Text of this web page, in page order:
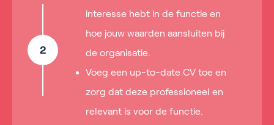
2
interesse hebt in de functie en
hoe jouw waarden aansluiten bij
de organisatie.
Voeg een up-to-date CV toe en
zorg dat deze professioneel en
relevant is voor de functie.